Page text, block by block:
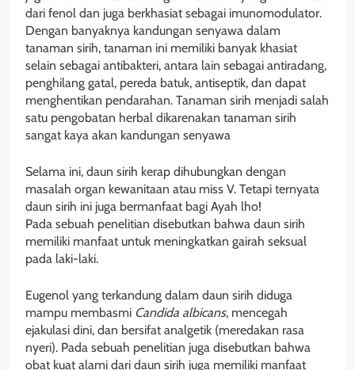
dari fenol dan juga berkhasiat sebagai imunomodulator.
Dengan banyaknya kandungan senyawa dalam
tanaman sirih, tanaman ini memiliki banyak khasiat
selain sebagai antibakteri, antara lain sebagai antiradang,
penghilang gatal, pereda batuk, antiseptik, dan dapat
menghentikan pendarahan. Tanaman sirih menjadi salah
satu pengobatan herbal dikarenakan tanaman sirih
sangat kaya akan kandungan senyawa
Selama ini, daun sirih kerap dihubungkan dengan
masalah organ kewanitaan atau miss V. Tetapi ternyata
daun sirih ini juga bermanfaat bagi Ayah lho!
Pada sebuah penelitian disebutkan bahwa daun sirih
memiliki manfaat untuk meningkatkan gairah seksual
pada laki-laki.
Eugenol yang terkandung dalam daun sirih diduga
mampu membasmi Candida albicans, mencegah
ejakulasi dini, dan bersifat analgetik (meredakan rasa
nyeri). Pada sebuah penelitian juga disebutkan bahwa
obat kuat alami dari daun sirih juga memiliki manfaat